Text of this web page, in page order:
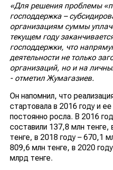
«Для решения проблемы
господдержка –
организациям суммы
текущем году
господдержки, что
деятельности не только
организаций, но и на
- отметил Жумагазиев.
Он напомнил, что
стартовала в 2016 году и
постоянно росла. В 2016
составили 137,8 млн тенге,
тенге, в 2018 году – 670,1
809,6 млн тенге, в 2020
млрд тенге.